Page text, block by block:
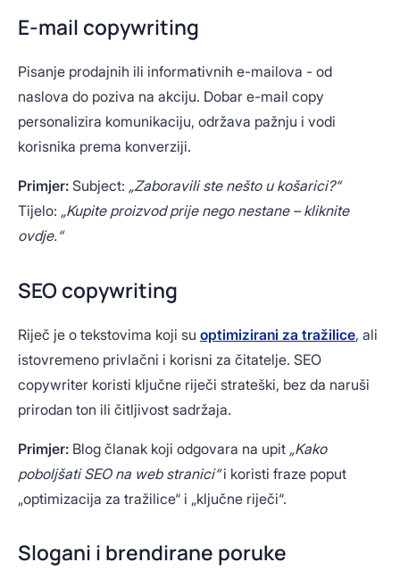
E-mail copywriting
Pisanje prodajnih ili informativnih e-mailova - od
naslova do poziva na akciju. Dobar e-mail copy
personalizira komunikaciju, održava pažnju i vodi
korisnika prema konverziji.
Primjer: Subject: „Zaboravili ste nešto u košarici?“
Tijelo: „Kupite proizvod prije nego nestane – kliknite
ovdje.“
SEO copywriting
Riječ je o tekstovima koji su optimizirani za tražilice, ali
istovremeno privlačni i korisni za čitatelje. SEO
copywriter koristi ključne riječi strateški, bez da naruši
prirodan ton ili čitljivost sadržaja.
Primjer: Blog članak koji odgovara na upit „Kako
poboljšati SEO na web stranici“i koristi fraze poput
„optimizacija za tražilice“ i „ključne riječi“.
Slogani i brendirane poruke